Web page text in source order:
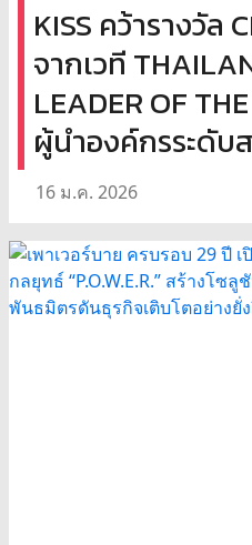
KISS คว้ารางวัล
จากเวที
LEADER OF
ผู้นำองค์กรระดับ
16 ม.ค. 2026